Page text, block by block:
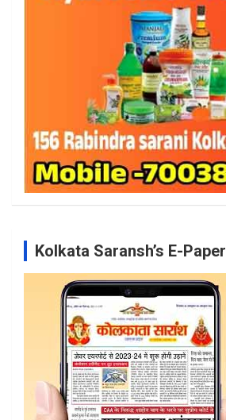
Kolkata Saransh’s E-Paper